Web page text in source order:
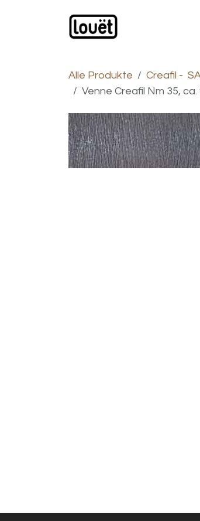
Alle Produkte
Creafil -
Venne Creafil Nm 35,